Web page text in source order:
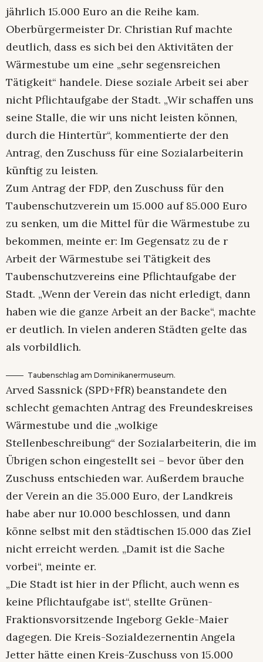
jährlich 15.000 Euro an die Reihe kam.
Oberbürgermeister Dr. Christian Ruf machte
deutlich, dass es sich bei den Aktivitäten der
Wärmestube um eine „sehr segensreichen
Tätigkeit“ handele. Diese soziale Arbeit sei aber
nicht Pflichtaufgabe der Stadt. „Wir schaffen uns
seine Stalle, die wir uns nicht leisten können,
durch die Hintertür“, kommentierte der den
Antrag, den Zuschuss für eine Sozialarbeiterin
künftig zu leisten.
Zum Antrag der FDP, den Zuschuss für den
Taubenschutzverein um 15.000 auf 85.000 Euro
zu senken, um die Mittel für die Wärmestube zu
bekommen, meinte er: Im Gegensatz zu de r
Arbeit der Wärmestube sei Tätigkeit des
Taubenschutzvereins eine Pflichtaufgabe der
Stadt. „Wenn der Verein das nicht erledigt, dann
haben wie die ganze Arbeit an der Backe“, machte
er deutlich. In vielen anderen Städten gelte das
als vorbildlich.
Taubenschlag am Dominikanermuseum.
Arved Sassnick (SPD+FfR) beanstandete den
schlecht gemachten Antrag des Freundeskreises
Wärmestube und die „wolkige
Stellenbeschreibung“ der Sozialarbeiterin, die im
Übrigen schon eingestellt sei – bevor über den
Zuschuss entschieden war. Außerdem brauche
der Verein an die 35.000 Euro, der Landkreis
habe aber nur 10.000 beschlossen, und dann
könne selbst mit den städtischen 15.000 das Ziel
nicht erreicht werden. „Damit ist die Sache
vorbei“, meinte er.
„Die Stadt ist hier in der Pflicht, auch wenn es
keine Pflichtaufgabe ist“, stellte Grünen-
Fraktionsvorsitzende Ingeborg Gekle-Maier
dagegen. Die Kreis-Sozialdezernentin Angela
Jetter hätte einen Kreis-Zuschuss von 15.000